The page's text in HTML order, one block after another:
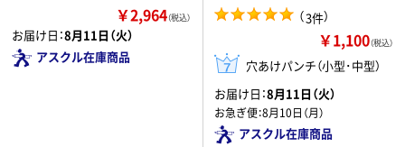
￥2,964（税込）
お届け日：8月11日（火）
アスクル在庫商品
（3件）
￥1,100（税込）
穴あけパンチ（小型･中型）
お届け日：8月11日（火）
お急ぎ便：8月10日（月）
アスクル在庫商品